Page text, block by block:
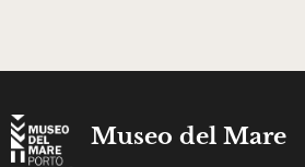
Museo del Mare